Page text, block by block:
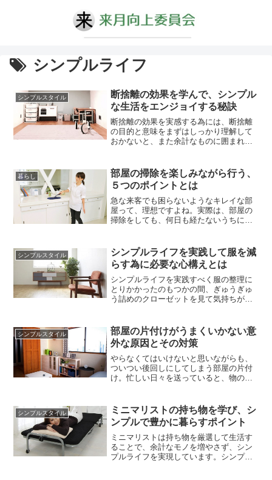
シンプルライフ
シンプルスタイル
断捨離の効果を学んで、シンプル
な生活をエンジョイする秘訣
断捨離の効果を実感する為には、断捨離
の目的と意味をまずはしっかり理解して
おかないと、また余計なものに囲まれた
面で発揮され、余分な物を持たない生活
はとても快適だと評判になっています。
家のなかがごちゃごちゃ、なんとなく落
ち着かない、買い物ばかりしてしま...
暮らし
部屋の掃除を楽しみながら行う、
５つのポイントとは
急な来客でも困らないようなキレイな部
屋って、理想ですよね。実際は、部屋の
掃除をしても、何日も経たないうちに散
に、掃除をするのは面倒で、散らかった
部屋を見て見ぬふりをしたこと、きっと
数えきれないくらいあるのではないでし
ょうか。もちろん、キレイ好きで、...
シンプルスタイル
シンプルライフを実践して服を減
らす為に必要な心構えとは
シンプルライフを実践すべく服の整理に
とりかかったのもつかの間、ぎゅうぎゅ
う詰めのクローゼットを見て気持ちが萎
理・処分は気の進まぬ仕事ですよね。も
ちろん、服ですからタンスや机を移動さ
せるような肉体労働はありません。しか
し、服には思い出が詰まっています...
シンプルスタイル
部屋の片付けがうまくいかない意
外な原因とその対策
やらなくてはいけないと思いながらも、
ついつい後回しにしてしまう部屋の片付
け。忙しい日々を送っていると、物の仮
ね。いざ部屋の片付けを始めても、結
局、ただの掃除で終わってしまっていま
せんか。テレビや雑誌で見るような、ス
ッキリとしたオシャレな部屋をイメー
ジ...
シンプルスタイル
ミニマリストの持ち物を学び、シ
ンプルで豊かに暮らすポイント
ミニマリストは持ち物を厳選して生活す
ることで、余計なモノを増やさず、シン
プルライフを実現しています。シンプル